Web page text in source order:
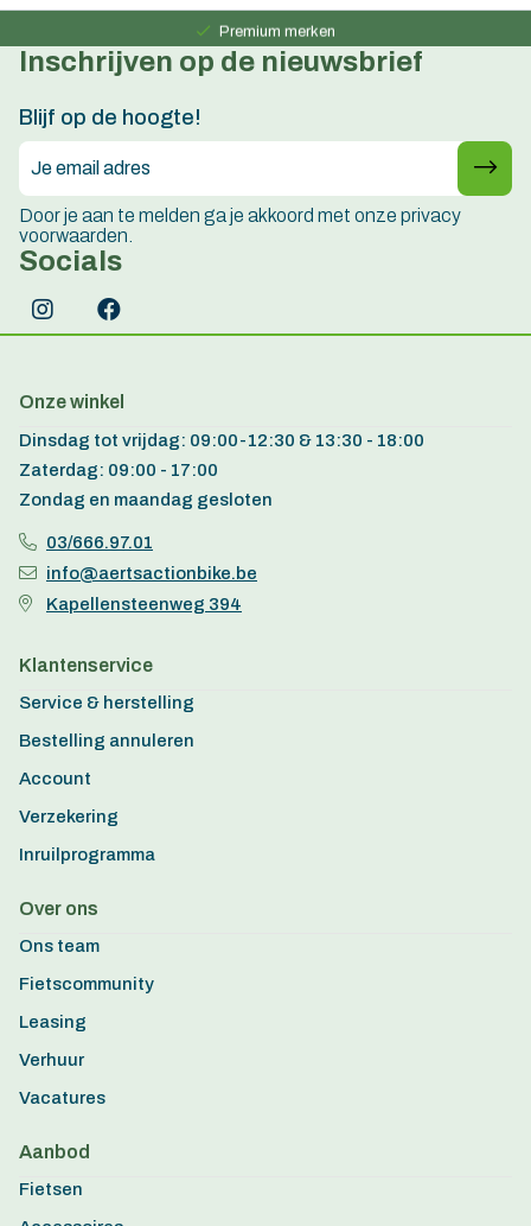
Premium merken
Persoonlijk advies
Inschrijven op de nieuwsbrief
Blijf op de hoogte!
Door je aan te melden ga je akkoord met onze privacy
voorwaarden.
Socials
Onze winkel
Dinsdag tot vrijdag: 09:00-12:30 & 13:30 - 18:00
Zaterdag: 09:00 - 17:00
Zondag en maandag gesloten
03/666.97.01
info@aertsactionbike.be
Kapellensteenweg 394
Klantenservice
Service & herstelling
Bestelling annuleren
Account
Verzekering
Inruilprogramma
Over ons
Ons team
Fietscommunity
Leasing
Verhuur
Vacatures
Aanbod
Fietsen